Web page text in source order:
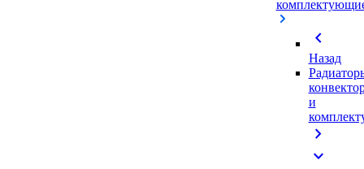
chevron_left
Назад
и
chevron_right
expand_more